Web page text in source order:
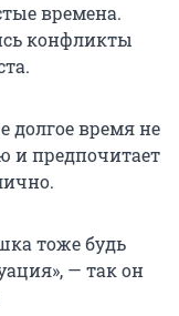
времена.
конфликты
долгое время не
и предпочитает
тоже будь
— так он